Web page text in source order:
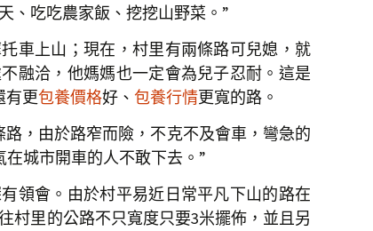
、吃吃農家飯、挖挖山野菜。”
上山；現在，村里有兩條路可兒媳，就
融洽，他媽媽也一定會為兒子忍耐。這是
有更包養價格好、 包養行情更寬的路。
，由於路窄而險，不克不及會車，彎急的
在城市開車的人不敢下去。”
會。由於村平易近日常平凡下山的路在
村里的公路不只寬度只要3米擺佈，並且另